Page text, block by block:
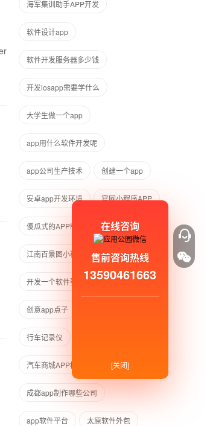
海军集训助手APP开发
软件设计app
软件开发服务器多少钱
开发iosapp需要学什么
大学生做一个app
app用什么软件开发呢
app公司生产技术 创建一个app
安卓app开发环境 官网小程序APP
傻瓜式的APP制作软件
江南百景图小程序和app区别
开发一个软件要多少钱
创意app点子
行车记录仪
汽车商城APP模板 APP公司战略
成都app制作哪些公司
app软件平台 太原软件外包
在线咨询
售前咨询热线
13590461663
[关闭]